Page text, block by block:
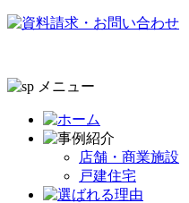
店舗・商業施設
戸建住宅